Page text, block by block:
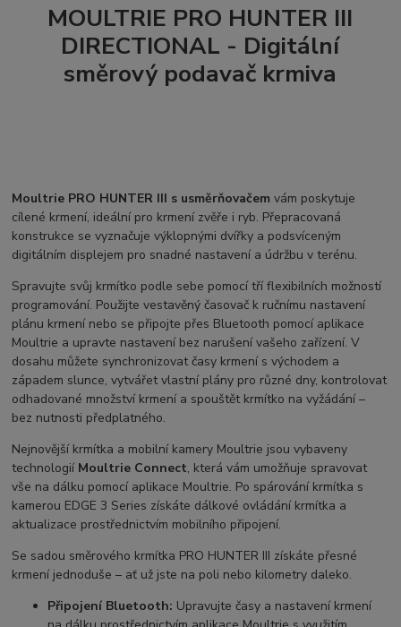
MOULTRIE PRO HUNTER III
DIRECTIONAL - Digitální
směrový podavač krmiva
Moultrie PRO HUNTER III s usměrňovačem vám poskytuje
cílené krmení, ideální pro krmení zvěře i ryb. Přepracovaná
konstrukce se vyznačuje výklopnými dvířky a podsvíceným
digitálním displejem pro snadné nastavení a údržbu v terénu.
Spravujte svůj krmítko podle sebe pomocí tří flexibilních možností
programování. Použijte vestavěný časovač k ručnímu nastavení
plánu krmení nebo se připojte přes Bluetooth pomocí aplikace
Moultrie a upravte nastavení bez narušení vašeho zařízení. V
dosahu můžete synchronizovat časy krmení s východem a
západem slunce, vytvářet vlastní plány pro různé dny, kontrolovat
odhadované množství krmení a spouštět krmítko na vyžádání –
bez nutnosti předplatného.
Nejnovější krmítka a mobilní kamery Moultrie jsou vybaveny
technologií Moultrie Connect, která vám umožňuje spravovat
vše na dálku pomocí aplikace Moultrie. Po spárování krmítka s
kamerou EDGE 3 Series získáte dálkové ovládání krmítka a
aktualizace prostřednictvím mobilního připojení.
Se sadou směrového krmítka PRO HUNTER III získáte přesné
krmení jednoduše – ať už jste na poli nebo kilometry daleko.
Připojení Bluetooth: Upravujte časy a nastavení krmení